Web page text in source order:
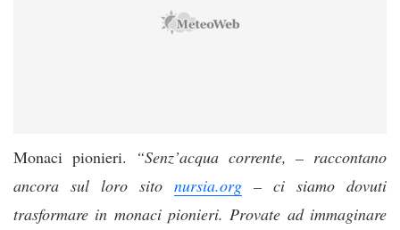
Monaci pionieri.
“Senz’acqua corrente, – raccontano
ancora sul loro sito nursia.org – ci siamo dovuti
trasformare in monaci pionieri. Provate ad immaginare